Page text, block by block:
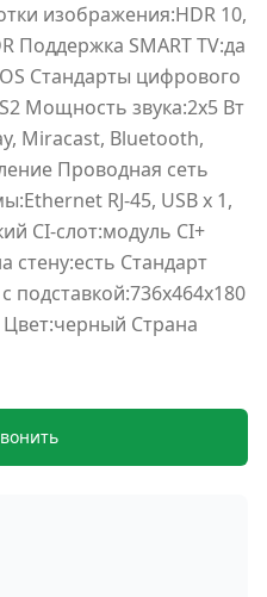
изображения:HDR 10,
Поддержка SMART TV:да
Стандарты цифрового
Мощность звука:2x5 Вт
Miracast, Bluetooth,
Проводная сеть
RJ-45, USB х 1,
CI-слот:модуль CI+
стену:есть Стандарт
подставкой:736x464x180
Цвет:черный Страна